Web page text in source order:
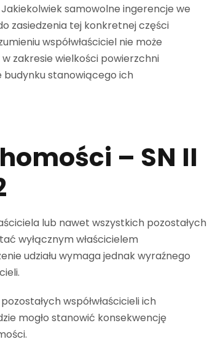
samowolne ingerencje we
zasiedzenia tej konkretnej części
współwłaściciel nie może
zakresie wielkości powierzchni
budynku stanowiącego ich
– SN II
lub nawet wszystkich pozostałych
wyłącznym właścicielem
udziału wymaga jednak wyraźnego
współwłaścicieli ich
mogło stanowić konsekwencję